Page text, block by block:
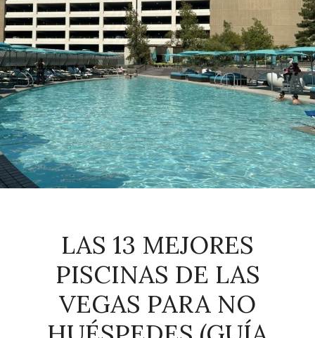
LAS 13 MEJORES
PISCINAS DE LAS
VEGAS PARA NO